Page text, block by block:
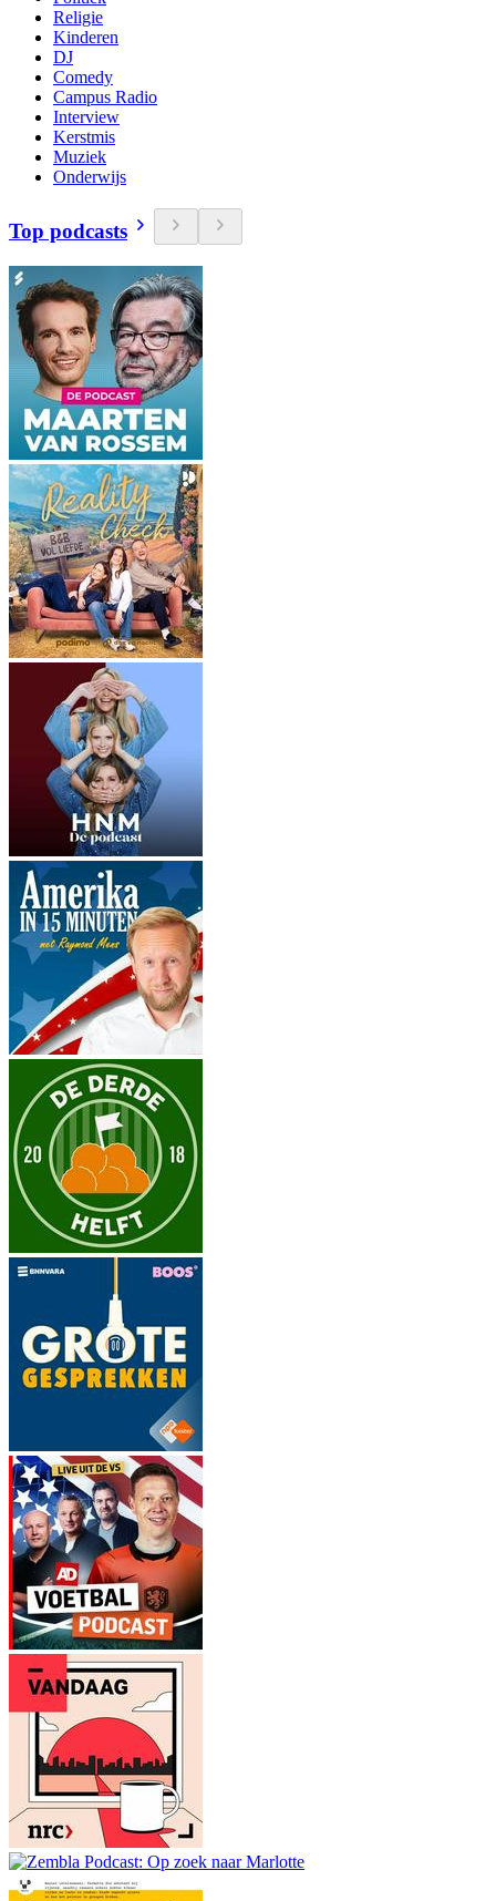
Religie
Kinderen
DJ
Comedy
Campus Radio
Interview
Kerstmis
Muziek
Onderwijs
Top podcasts